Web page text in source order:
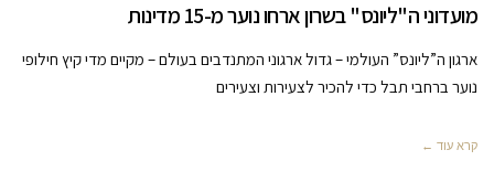
מועדוני ה"ליונס" בשרון ארחו נוער מ-15 מדינות
ארגון ה”ליונס” העולמי – גדול ארגוני המתנדבים בעולם – מקיים מדי קיץ חילופי
נוער ברחבי תבל כדי להכיר לצעירות וצעירים
קרא עוד ←